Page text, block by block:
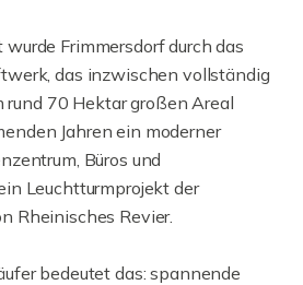
Frimmersdorf durch das
das inzwischen vollständig
rund 70 Hektar großen Areal
Jahren ein moderner
Büros und
Leuchtturmprojekt der
Rheinisches Revier.
bedeutet das: spannende